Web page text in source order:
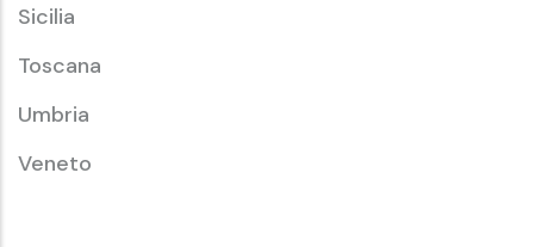
Sicilia
Toscana
Umbria
Veneto